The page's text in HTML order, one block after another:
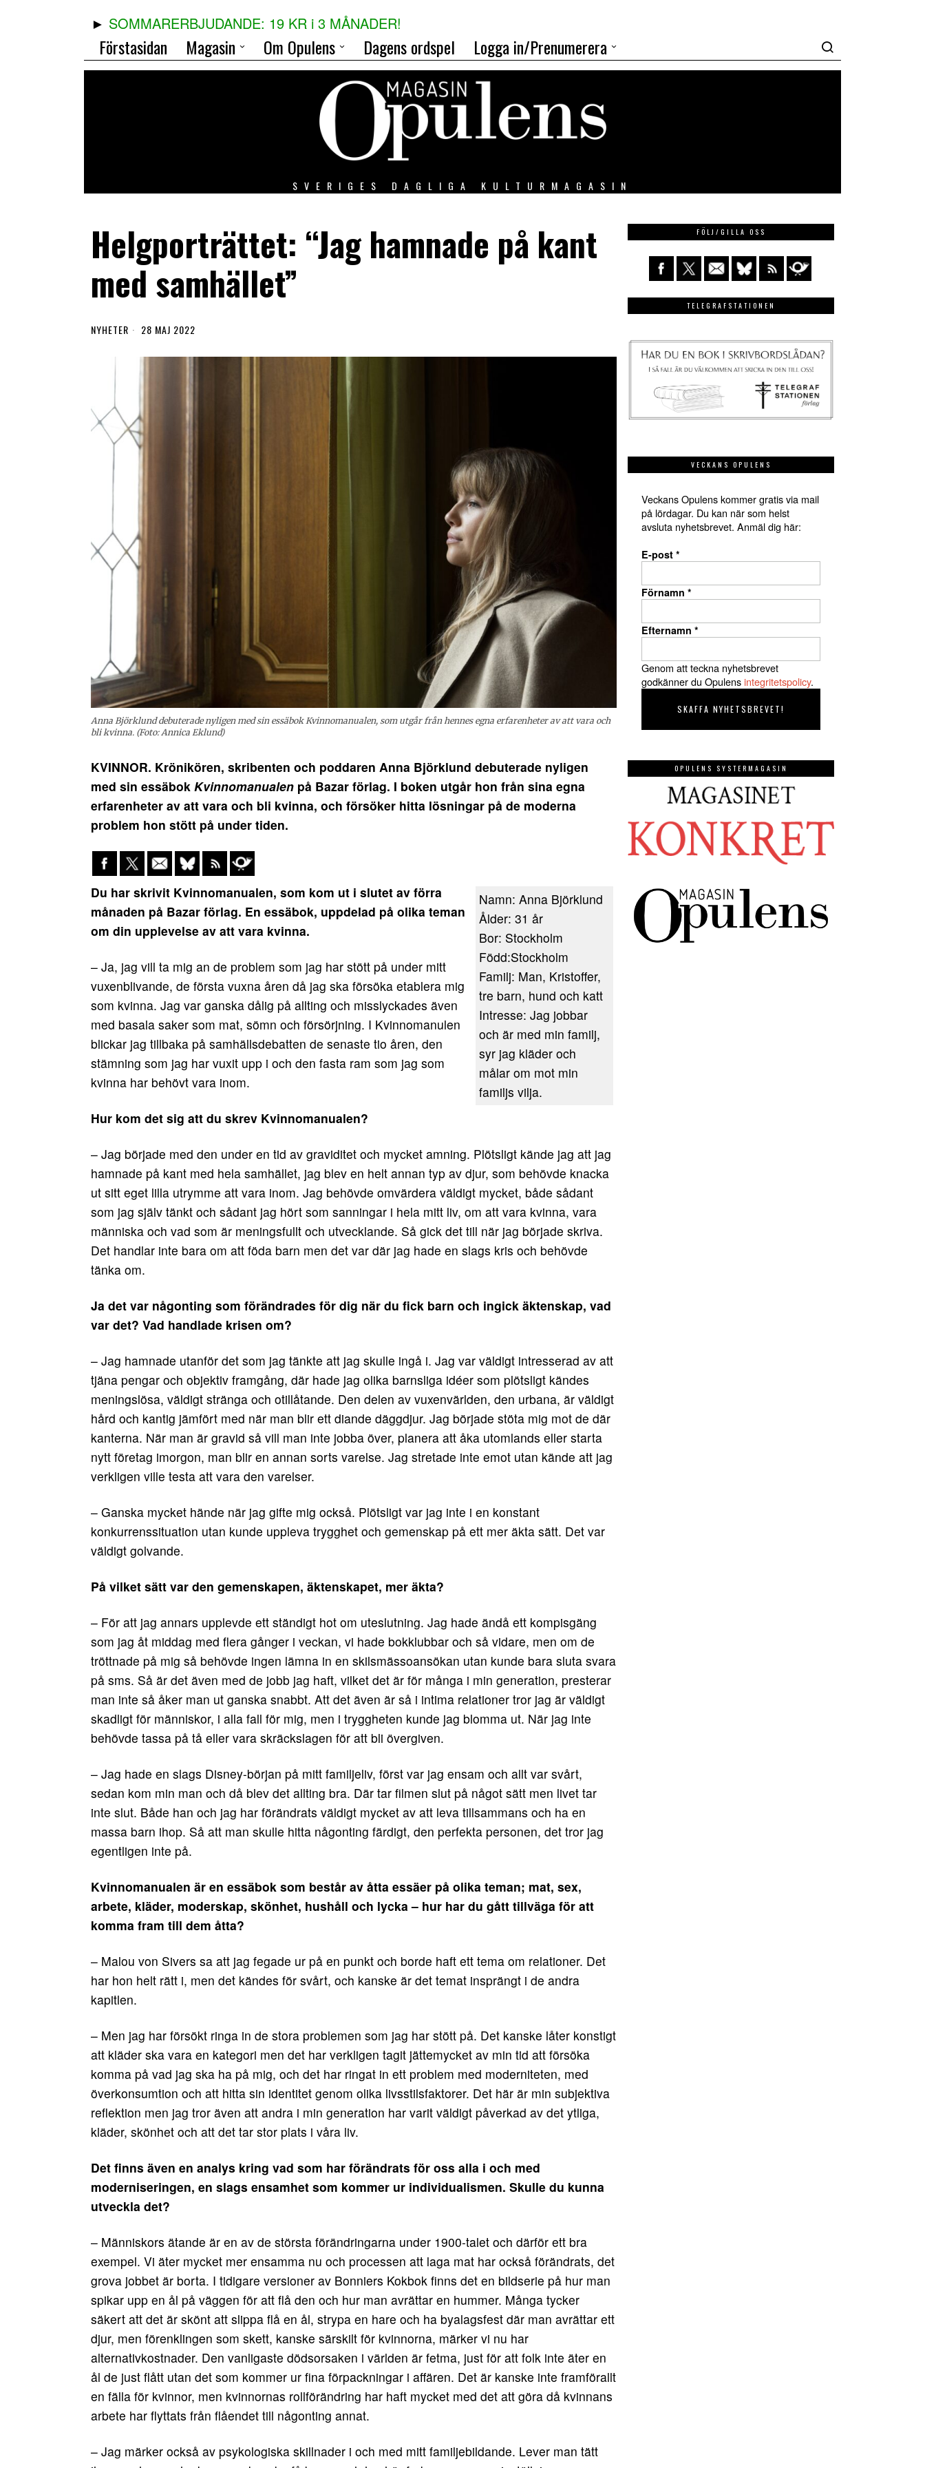
SOMMARERBJUDANDE: 19 KR i 3 MÅNADER!
Förstasidan Magasin Om Opulens Dagens ordspel Logga in/Prenumerera
SVERIGES DAGLIGA KULTURMAGASIN
Helgporträttet: “Jag hamnade på kant
med samhället”
NYHETER 28 MAJ 2022
Anna Björklund debuterade nyligen med sin essäbok Kvinnomanualen, som utgår från hennes egna erfarenheter av att vara och
bli kvinna. (Foto: Annica Eklund)
KVINNOR. Krönikören, skribenten och poddaren Anna Björklund debuterade nyligen
med sin essäbok Kvinnomanualen på Bazar förlag. I boken utgår hon från sina egna
erfarenheter av att vara och bli kvinna, och försöker hitta lösningar på de moderna
problem hon stött på under tiden.
Namn: Anna Björklund
Ålder: 31 år
Bor: Stockholm
Född:Stockholm
Familj: Man, Kristoffer,
tre barn, hund och katt
Intresse: Jag jobbar
och är med min familj,
syr jag kläder och
målar om mot min
familjs vilja.
Du har skrivit Kvinnomanualen, som kom ut i slutet av förra
månaden på Bazar förlag. En essäbok, uppdelad på olika teman
om din upplevelse av att vara kvinna.
– Ja, jag vill ta mig an de problem som jag har stött på under mitt
vuxenblivande, de första vuxna åren då jag ska försöka etablera mig
som kvinna. Jag var ganska dålig på allting och misslyckades även
med basala saker som mat, sömn och försörjning. I Kvinnomanulen
blickar jag tillbaka på samhällsdebatten de senaste tio åren, den
stämning som jag har vuxit upp i och den fasta ram som jag som
kvinna har behövt vara inom.
Hur kom det sig att du skrev Kvinnomanualen?
– Jag började med den under en tid av graviditet och mycket amning. Plötsligt kände jag att jag
hamnade på kant med hela samhället, jag blev en helt annan typ av djur, som behövde knacka
ut sitt eget lilla utrymme att vara inom. Jag behövde omvärdera väldigt mycket, både sådant
som jag själv tänkt och sådant jag hört som sanningar i hela mitt liv, om att vara kvinna, vara
människa och vad som är meningsfullt och utvecklande. Så gick det till när jag började skriva.
Det handlar inte bara om att föda barn men det var där jag hade en slags kris och behövde
tänka om.
Ja det var någonting som förändrades för dig när du fick barn och ingick äktenskap, vad
var det? Vad handlade krisen om?
– Jag hamnade utanför det som jag tänkte att jag skulle ingå i. Jag var väldigt intresserad av att
tjäna pengar och objektiv framgång, där hade jag olika barnsliga idéer som plötsligt kändes
meningslösa, väldigt stränga och otillåtande. Den delen av vuxenvärlden, den urbana, är väldigt
hård och kantig jämfört med när man blir ett diande däggdjur. Jag började stöta mig mot de där
kanterna. När man är gravid så vill man inte jobba över, planera att åka utomlands eller starta
nytt företag imorgon, man blir en annan sorts varelse. Jag stretade inte emot utan kände att jag
verkligen ville testa att vara den varelser.
– Ganska mycket hände när jag gifte mig också. Plötsligt var jag inte i en konstant
konkurrenssituation utan kunde uppleva trygghet och gemenskap på ett mer äkta sätt. Det var
väldigt golvande.
På vilket sätt var den gemenskapen, äktenskapet, mer äkta?
– För att jag annars upplevde ett ständigt hot om uteslutning. Jag hade ändå ett kompisgäng
som jag åt middag med flera gånger i veckan, vi hade bokklubbar och så vidare, men om de
tröttnade på mig så behövde ingen lämna in en skilsmässoansökan utan kunde bara sluta svara
på sms. Så är det även med de jobb jag haft, vilket det är för många i min generation, presterar
man inte så åker man ut ganska snabbt. Att det även är så i intima relationer tror jag är väldigt
skadligt för människor, i alla fall för mig, men i tryggheten kunde jag blomma ut. När jag inte
behövde tassa på tå eller vara skräckslagen för att bli övergiven.
– Jag hade en slags Disney-början på mitt familjeliv, först var jag ensam och allt var svårt,
sedan kom min man och då blev det allting bra. Där tar filmen slut på något sätt men livet tar
inte slut. Både han och jag har förändrats väldigt mycket av att leva tillsammans och ha en
massa barn ihop. Så att man skulle hitta någonting färdigt, den perfekta personen, det tror jag
egentligen inte på.
Kvinnomanualen är en essäbok som består av åtta essäer på olika teman; mat, sex,
arbete, kläder, moderskap, skönhet, hushåll och lycka – hur har du gått tillväga för att
komma fram till dem åtta?
– Malou von Sivers sa att jag fegade ur på en punkt och borde haft ett tema om relationer. Det
har hon helt rätt i, men det kändes för svårt, och kanske är det temat insprängt i de andra
kapitlen.
– Men jag har försökt ringa in de stora problemen som jag har stött på. Det kanske låter konstigt
att kläder ska vara en kategori men det har verkligen tagit jättemycket av min tid att försöka
komma på vad jag ska ha på mig, och det har ringat in ett problem med moderniteten, med
överkonsumtion och att hitta sin identitet genom olika livsstilsfaktorer. Det här är min subjektiva
reflektion men jag tror även att andra i min generation har varit väldigt påverkad av det ytliga,
kläder, skönhet och att det tar stor plats i våra liv.
Det finns även en analys kring vad som har förändrats för oss alla i och med
moderniseringen, en slags ensamhet som kommer ur individualismen. Skulle du kunna
utveckla det?
– Människors ätande är en av de största förändringarna under 1900-talet och därför ett bra
exempel. Vi äter mycket mer ensamma nu och processen att laga mat har också förändrats, det
grova jobbet är borta. I tidigare versioner av Bonniers Kokbok finns det en bildserie på hur man
spikar upp en ål på väggen för att flå den och hur man avrättar en hummer. Många tycker
säkert att det är skönt att slippa flå en ål, strypa en hare och ha byalagsfest där man avrättar ett
djur, men förenklingen som skett, kanske särskilt för kvinnorna, märker vi nu har
alternativkostnader. Den vanligaste dödsorsaken i världen är fetma, just för att folk inte äter en
ål de just flått utan det som kommer ur fina förpackningar i affären. Det är kanske inte framförallt
en fälla för kvinnor, men kvinnornas rollförändring har haft mycket med det att göra då kvinnans
arbete har flyttats från flåendet till någonting annat.
– Jag märker också av psykologiska skillnader i och med mitt familjebildande. Lever man tätt
FÖLJ/GILLA OSS
TELEGRAFSTATIONEN
VECKANS OPULENS
Veckans Opulens kommer gratis via mail
på lördagar. Du kan när som helst
avsluta nyhetsbrevet. Anmäl dig här:
E-post *
Förnamn *
Efternamn *
Genom att teckna nyhetsbrevet
godkänner du Opulensintegritetspolicy.
OPULENS SYSTERMAGASIN